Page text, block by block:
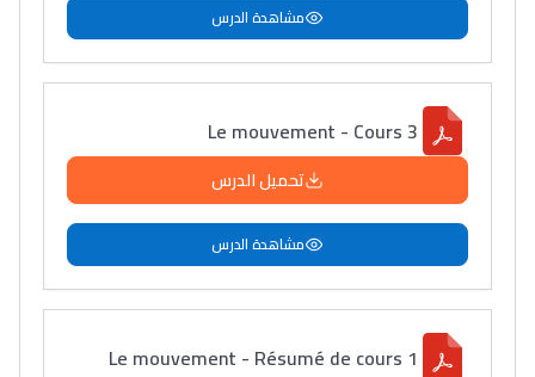
مشاهدة الدرس
Le mouvement - Cours 3
تحميل الدرس
مشاهدة الدرس
Le mouvement - Résumé de cours 1